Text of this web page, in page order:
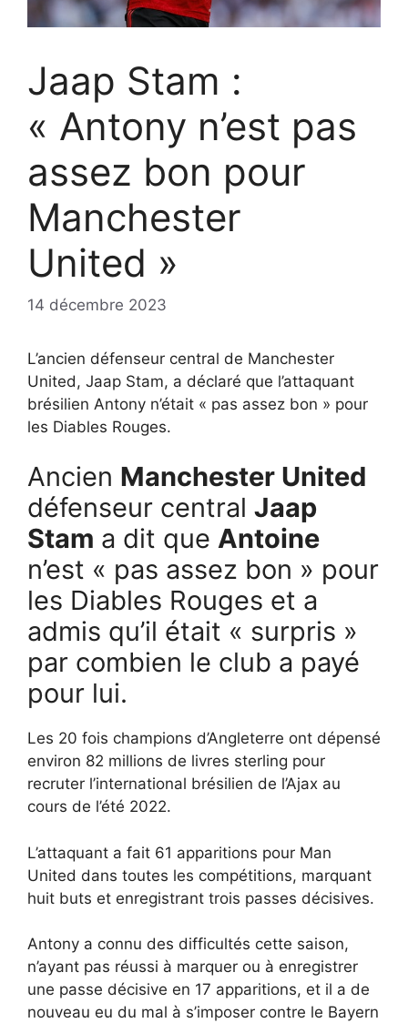
Jaap Stam :
« Antony n’est pas
assez bon pour
Manchester
United »
14 décembre 2023
L’ancien défenseur central de Manchester
United, Jaap Stam, a déclaré que l’attaquant
brésilien Antony n’était « pas assez bon » pour
les Diables Rouges.
Ancien Manchester United
défenseur central Jaap
Stam a dit que Antoine
n’est « pas assez bon » pour
les Diables Rouges et a
admis qu’il était « surpris »
par combien le club a payé
pour lui.
Les 20 fois champions d’Angleterre ont dépensé
environ 82 millions de livres sterling pour
recruter l’international brésilien de l’Ajax au
cours de l’été 2022.
L’attaquant a fait 61 apparitions pour Man
United dans toutes les compétitions, marquant
huit buts et enregistrant trois passes décisives.
Antony a connu des difficultés cette saison,
n’ayant pas réussi à marquer ou à enregistrer
une passe décisive en 17 apparitions, et il a de
nouveau eu du mal à s’imposer contre le Bayern